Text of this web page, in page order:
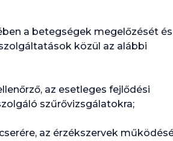
a betegségek megelőzését és
közül az alábbi
az esetleges fejlődési
szűrővizsgálatokra;
az érzékszervek